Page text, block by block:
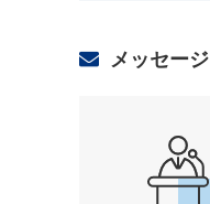
メッセージ